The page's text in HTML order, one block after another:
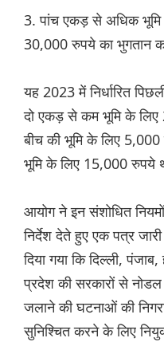
3. पांच एकड़ से अधिक भूमि
30,000 रुपये का भुगतान
यह 2023 में निर्धारित
दो एकड़ से कम भूमि के
बीच की भूमि के लिए
भूमि के लिए 15,000 रुपये
आयोग ने इन संशोधित
निर्देश देते हुए एक पत्र
दिया गया कि दिल्ली,
प्रदेश की सरकारों से नोडल
जलाने की घटनाओं की
सुनिश्चित करने के लिए